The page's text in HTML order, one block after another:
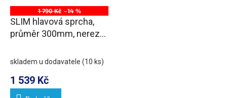
1 790 Kč –14 %
SLIM hlavová sprcha,
průměr 300mm, nerez
skladem u dodavatele (10 ks)
1 539 Kč